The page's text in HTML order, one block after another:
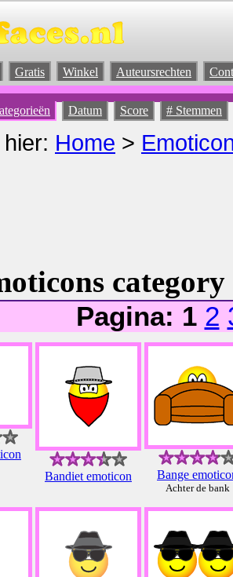
Gratis Winkel Auteursrechten
Datum Score # Stemmen
Home >
category
Pagina: 1 2
Bandiet emoticon
Bange
Achter de bank